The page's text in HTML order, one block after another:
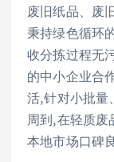
废旧纸品、废
秉持绿色循环
收分拣过程无
的中小企业合
活,针对小批量
周到,在轻质废
本地市场口碑良